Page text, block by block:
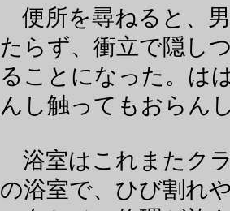
便所を尋ねると、
たらず、衝立で隠し
ることになった。は
んし触ってもおらん
浴室はこれまたク
の浴室で、ひび割れ